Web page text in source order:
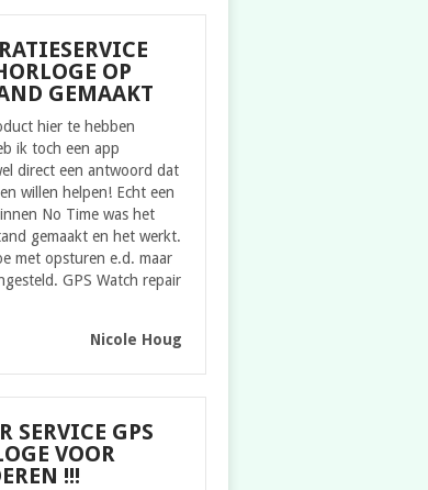
OP
GEMAAKT
hier te hebben
ik toch een app
direct een antwoord dat
willen helpen! Echt een
No Time was het
gemaakt en het werkt.
met opsturen e.d. maar
GPS Watch repair
Nicole Houg
SERVICE GPS
VOOR
!!!